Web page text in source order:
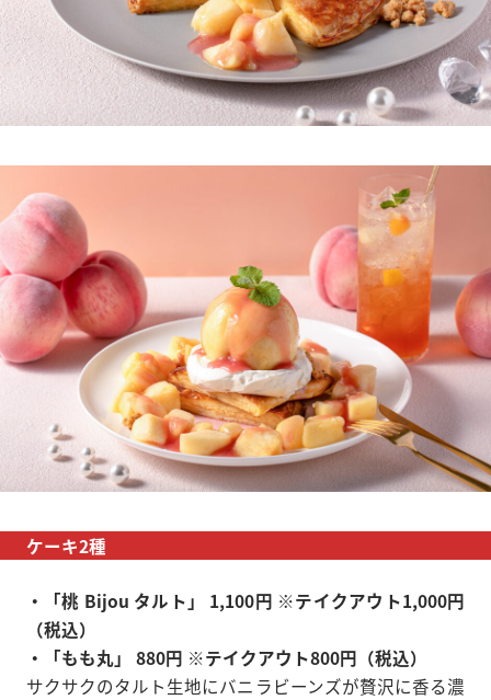
ケーキ2種
・「桃 Bijou タルト」 1,100円 ※テイクアウト1,000円
（税込）
・「もも丸」 880円 ※テイクアウト800円（税込）
サクサクのタルト生地にバニラビーンズが贅沢に香る濃